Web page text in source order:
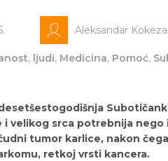
Aleksandar Kokeza
, ljudi, Medicina, Pomoć,
velikog srca potrebnija nego
tumor karlice, nakon
retkoj vrsti kancera.